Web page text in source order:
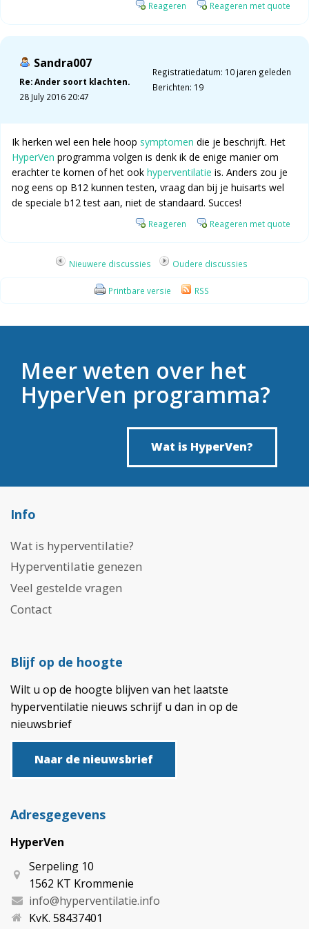
Reageren Reageren met quote
Sandra007
Re: Ander soort klachten.
28 July 2016 20:47
Registratiedatum: 10 jaren geleden
Berichten: 19
Ik herken wel een hele hoop symptomen die je beschrijft. Het
HyperVen programma volgen is denk ik de enige manier om
erachter te komen of het ook hyperventilatie is. Anders zou je
nog eens op B12 kunnen testen, vraag dan bij je huisarts wel
de speciale b12 test aan, niet de standaard. Succes!
Reageren Reageren met quote
Nieuwere discussies Oudere discussies
Printbare versie RSS
Meer weten over het
HyperVen programma?
Wat is HyperVen?
Info
Wat is hyperventilatie?
Hyperventilatie genezen
Veel gestelde vragen
Contact
Blijf op de hoogte
Wilt u op de hoogte blijven van het laatste
hyperventilatie nieuws schrijf u dan in op de
nieuwsbrief
Naar de nieuwsbrief
Adresgegevens
HyperVen
Serpeling 10
1562 KT Krommenie
info@hyperventilatie.info
KvK. 58437401